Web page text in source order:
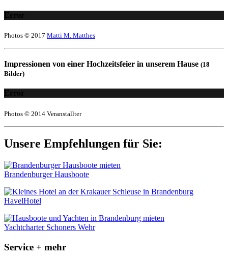
Error
Photos © 2017 Matti M. Matthes
Impressionen von einer Hochzeitsfeier in unserem Hause (18
Bilder)
Error
Photos © 2014 Veranstallter
Unsere Empfehlungen für Sie:
Brandenburger Hausboote
HavelHotel
Yachtcharter Schoners Wehr
Service + mehr